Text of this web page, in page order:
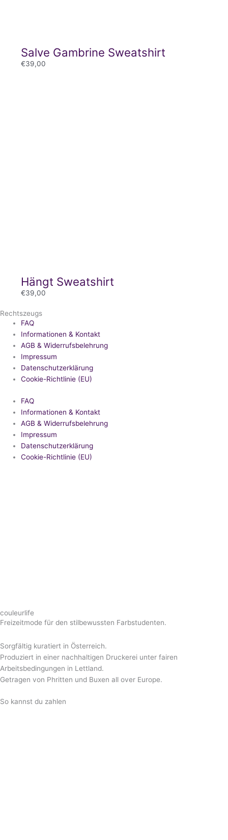
Salve Gambrine Sweatshirt
€39,00
Hängt Sweatshirt
€39,00
Rechtszeugs
FAQ
Informationen & Kontakt
AGB & Widerrufsbelehrung
Impressum
Datenschutzerklärung
Cookie-Richtlinie (EU)
FAQ
Informationen & Kontakt
AGB & Widerrufsbelehrung
Impressum
Datenschutzerklärung
Cookie-Richtlinie (EU)
couleurlife
Freizeitmode für den stilbewussten Farbstudenten.
Sorgfältig kuratiert in Österreich.
Produziert in einer nachhaltigen Druckerei unter fairen
Arbeitsbedingungen in Lettland.
Getragen von Phritten und Buxen all over Europe.
So kannst du zahlen